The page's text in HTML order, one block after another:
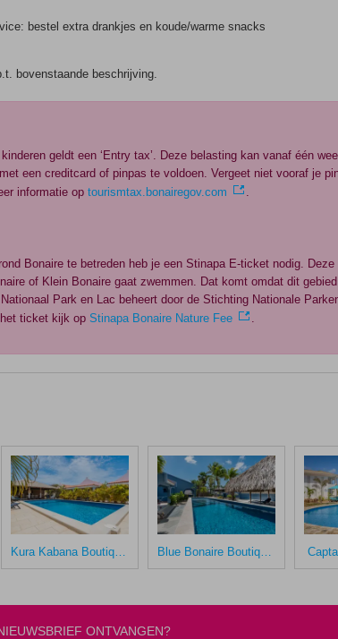
bestel extra drankjes en koude/warme snacks
bovenstaande beschrijving.
geldt een ‘Entry tax’. Deze belasting kan vanaf één
een creditcard of pinpas te voldoen. Vergeet niet vooraf je
informatie optourismtax.bonairegov.com
Bonaire te betreden heb je een Stinapa E-ticket nodig.
of Klein Bonaire gaat zwemmen. Dat komt omdat dit
Park en Lac beheert door de Stichting Nationale
ticket kijk opStinapa Bonaire Nature Fee
Kura Kabana Boutique Resort Blue Bonaire Boutique Resort
ONTVANGEN?